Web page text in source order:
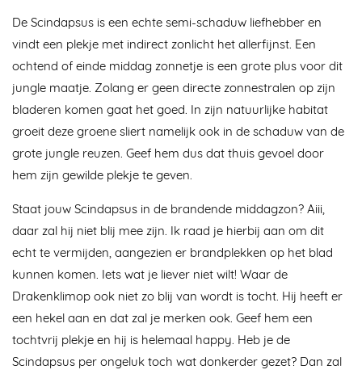
De Scindapsus is een echte semi-schaduw liefhebber en
vindt een plekje met indirect zonlicht het allerfijnst. Een
ochtend of einde middag zonnetje is een grote plus voor dit
jungle maatje. Zolang er geen directe zonnestralen op zijn
bladeren komen gaat het goed. In zijn natuurlijke habitat
groeit deze groene sliert namelijk ook in de schaduw van de
grote jungle reuzen. Geef hem dus dat thuis gevoel door
hem zijn gewilde plekje te geven.
Staat jouw Scindapsus in de brandende middagzon? Aiii,
daar zal hij niet blij mee zijn. Ik raad je hierbij aan om dit
echt te vermijden, aangezien er brandplekken op het blad
kunnen komen. Iets wat je liever niet wilt! Waar de
Drakenklimop ook niet zo blij van wordt is tocht. Hij heeft er
een hekel aan en dat zal je merken ook. Geef hem een
tochtvrij plekje en hij is helemaal happy. Heb je de
Scindapsus per ongeluk toch wat donkerder gezet? Dan zal